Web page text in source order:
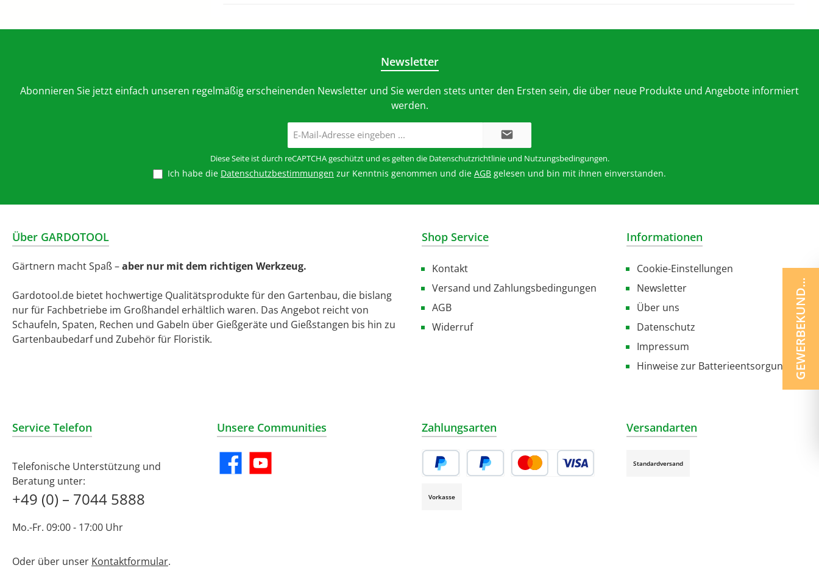
Newsletter
Abonnieren Sie jetzt einfach unseren regelmäßig erscheinenden Newsletter und Sie werden stets unter den Ersten sein, die über neue Produkte und Angebote informiert
werden.
Mail-
Adresse*
Diese Seite ist durch reCAPTCHA geschützt und es gelten die Datenschutzrichtlinieund Nutzungsbedingungen.
Ich habe die Datenschutzbestimmungen zur Kenntnis genommen und die AGB gelesen und bin mit ihnen einverstanden.
Über GARDOTOOL
Gärtnern macht Spaß –aber nur mit dem richtigen Werkzeug.
Gardotool.de bietet hochwertige Qualitätsprodukte für den Gartenbau, die bislang
nur für Fachbetriebe im Großhandel erhältlich waren. Das Angebot reicht von
Schaufeln, Spaten, Rechen und Gabeln über Gießgeräte und Gießstangen bis hin zu
Gartenbaubedarf und Zubehör für Floristik.
Shop Service
Kontakt
Versand und Zahlungsbedingungen
AGB
Widerruf
Informationen
Cookie-Einstellungen
Newsletter
Über uns
Datenschutz
Impressum
Hinweise zur Batterieentsorgung
Service Telefon
Telefonische Unterstützung und
Beratung unter:
+49 (0) – 7044 5888
Mo.-Fr. 09:00 - 17:00 Uhr
Oder über unser Kontaktformular.
Unsere Communities
FacebookYouTube
Zahlungsarten
Vorkasse
Versandarten
Standardversand
GEWERBEKUNDE ?